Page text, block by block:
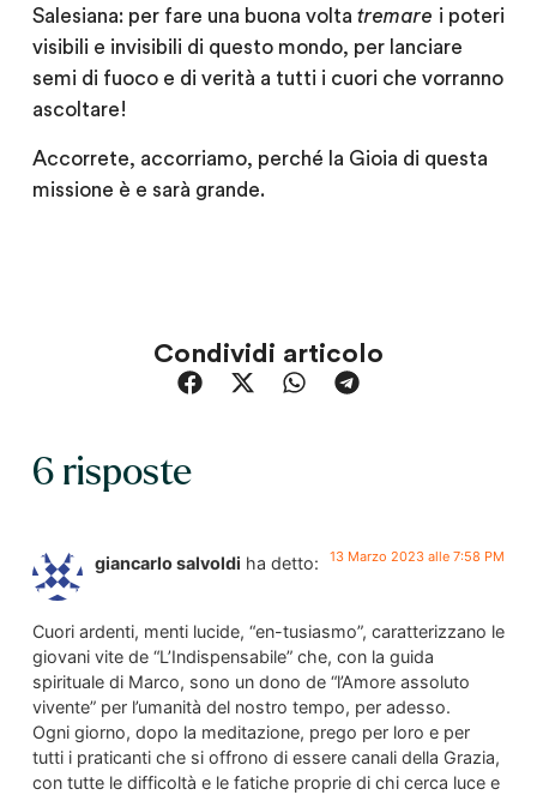
Salesiana: per fare una buona volta tremare i poteri
visibili e invisibili di questo mondo, per lanciare
semi di fuoco e di verità a tutti i cuori che vorranno
ascoltare!
Accorrete, accorriamo, perché la Gioia di questa
missione è e sarà grande.
Condividi articolo
6 risposte
giancarlo salvoldi ha detto: 13 Marzo 2023 alle 7:58 PM
Cuori ardenti, menti lucide, “en-tusiasmo”, caratterizzano le
giovani vite de “L’Indispensabile” che, con la guida
spirituale di Marco, sono un dono de “l’Amore assoluto
vivente” per l’umanità del nostro tempo, per adesso.
Ogni giorno, dopo la meditazione, prego per loro e per
tutti i praticanti che si offrono di essere canali della Grazia,
con tutte le difficoltà e le fatiche proprie di chi cerca luce e